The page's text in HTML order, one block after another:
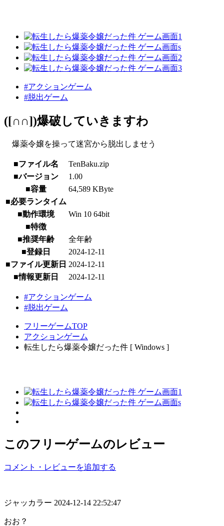
#アクションゲーム
#脱出ゲーム
([∩∩])爆破していきますわ
爆薬令嬢を操って迷宮から脱出しませう
■ファイル名
TenBaku.zip
■バージョン
1.00
■容量
64,589 KByte
■必要ランタイム
■動作環境
Win 10 64bit
■特徴
■推奨年齢
全年齢
■登録日
2024-12-11
■ファイル更新日 2024-12-11
■情報更新日
2024-12-11
#アクションゲーム
#脱出ゲーム
フリーゲームTOP
アクションゲーム
転生したら爆薬令嬢だった件 [ Windows ]
このフリーゲームのレビュー
コメント・レビューを追加する
ジャッカラー 2024-12-14 22:52:47
おお？